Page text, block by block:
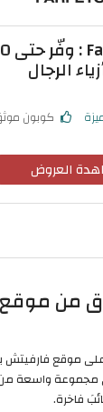
كوبون
العروض
من
موقع فارفيتش
مجموعة واسعة
فاخرة.